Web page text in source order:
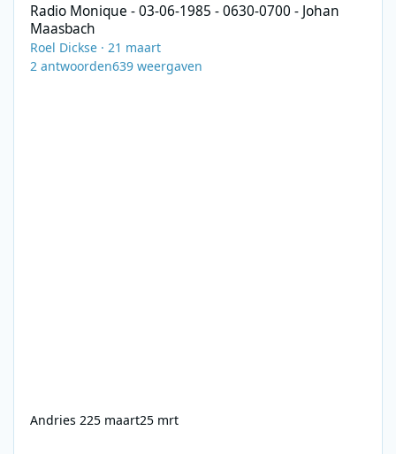
Radio Monique - 03-06-1985 - 0630-0700 - Johan
Maasbach
Roel Dickse · 21 maart
2 antwoorden639 weergaven
Andries 225 maart25 mrt